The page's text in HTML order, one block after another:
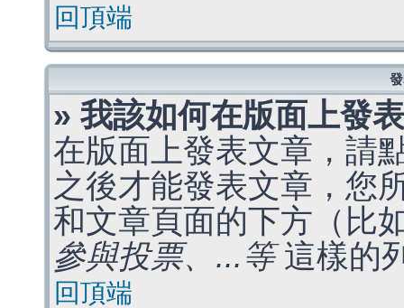
回頂端
» 我該如何在版面上發
在版面上發表文章，請
之後才能發表文章，您
和文章頁面的下方（比
參與投票、...等這樣的
回頂端